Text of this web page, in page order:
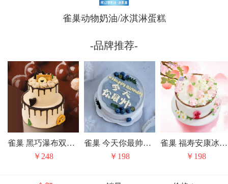
雀巢动物奶油/冰淇淋蛋糕
-品牌推荐-
雀巢 黑巧瀑布双层冰淇淋/水果动物奶油生日蛋糕（上层是固定水果夹心）
￥248
雀巢 今天你最帅冰淇淋/水果动物奶油生日蛋糕
￥198
雀巢 福寿安康冰淇淋/水果动物奶油生日蛋糕
￥198